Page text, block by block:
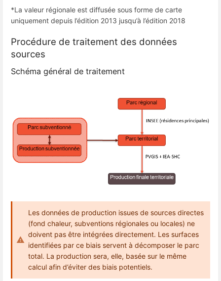
*La valeur régionale est diffusée sous forme de carte
uniquement depuis l’édition 2013 jusqu’à l’édition 2018
Procédure de traitement des données
sources
Schéma général de traitement
Les données de production issues de sources directes
(fond chaleur, subventions régionales ou locales) ne
doivent pas être intégrées directement. Les surfaces
identifiées par ce biais servent à décomposer le parc
total. La production sera, elle, basée sur le même
calcul afin d’éviter des biais potentiels.